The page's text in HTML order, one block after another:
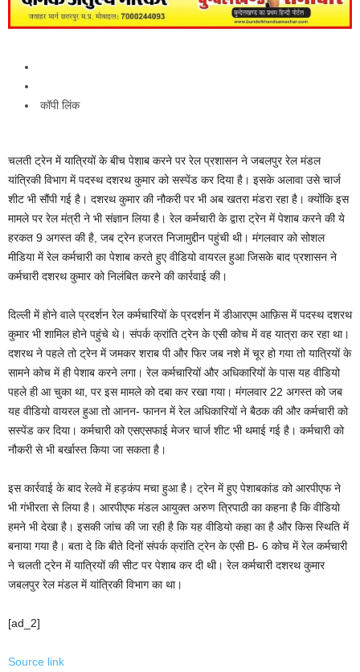
कॉपी लिंक
चलती ट्रेन में यात्रियों के बीच पेशाब करने पर रेल प्रशासन ने जबलपुर रेल मंडल
यांत्रिकी विभाग में पदस्थ दशरथ कुमार को सस्पेंड कर दिया है। इसके अलावा उसे चार्ज
शीट भी सौंपी गई है। दशरथ कुमार की नौकरी पर भी अब खतरा मंडरा रहा है। क्योंकि इस
मामले पर रेल मंत्री ने भी संज्ञान लिया है। रेल कर्मचारी के द्वारा ट्रेन में पेशाब करने की ये
हरकत 9 अगस्त की है, जब ट्रेन हजरत निजामुद्दीन पहुंची थी। मंगलवार को सोशल
मीडिया में रेल कर्मचारी का पेशाब करते हुए वीडियो वायरल हुआ जिसके बाद प्रशासन ने
कर्मचारी दशरथ कुमार को निलंबित करने की कार्रवाई की।
दिल्ली में होने वाले प्रदर्शन रेल कर्मचारियों के प्रदर्शन में डीआरएम आफ़िस में पदस्थ दशरथ
कुमार भी शामिल होने पहुंचे थे। संपर्क क्रांति ट्रेन के एसी कोच में वह यात्रा कर रहा था।
दशरथ ने पहले तो ट्रेन में जमकर शराब पी और फिर जब नशे में चूर हो गया तो यात्रियों के
सामने कोच में ही पेशाब करने लगा। रेल कर्मचारियों और अधिकारियों के पास यह वीडियो
पहले ही आ चुका था, पर इस मामले को दबा कर रखा गया। मंगलवार 22 अगस्त को जब
यह वीडियो वायरल हुआ तो आनन- फानन में रेल अधिकारियों ने बैठक की और कर्मचारी को
सस्पेंड कर दिया। कर्मचारी को एसएसफाई मेजर चार्ज शीट भी थमाई गई है। कर्मचारी को
नौकरी से भी बर्खास्त किया जा सकता है।
इस कार्रवाई के बाद रेलवे में हड़कंप मचा हुआ है। ट्रेन में हुए पेशाबकांड को आरपीएफ ने
भी गंभीरता से लिया है। आरपीएफ मंडल आयुक्त अरुण त्रिपाठी का कहना है कि वीडियो
हमने भी देखा है। इसकी जांच की जा रही है कि यह वीडियो कहा का है और किस स्थिति में
बनाया गया है। बता दे कि बीते दिनों संपर्क क्रांति ट्रेन के एसी B- 6 कोच में रेल कर्मचारी
ने चलती ट्रेन में यात्रियों की सीट पर पेशाब कर दी थी। रेल कर्मचारी दशरथ कुमार
जबलपुर रेल मंडल में यांत्रिकी विभाग का था।
[ad_2]
Source link